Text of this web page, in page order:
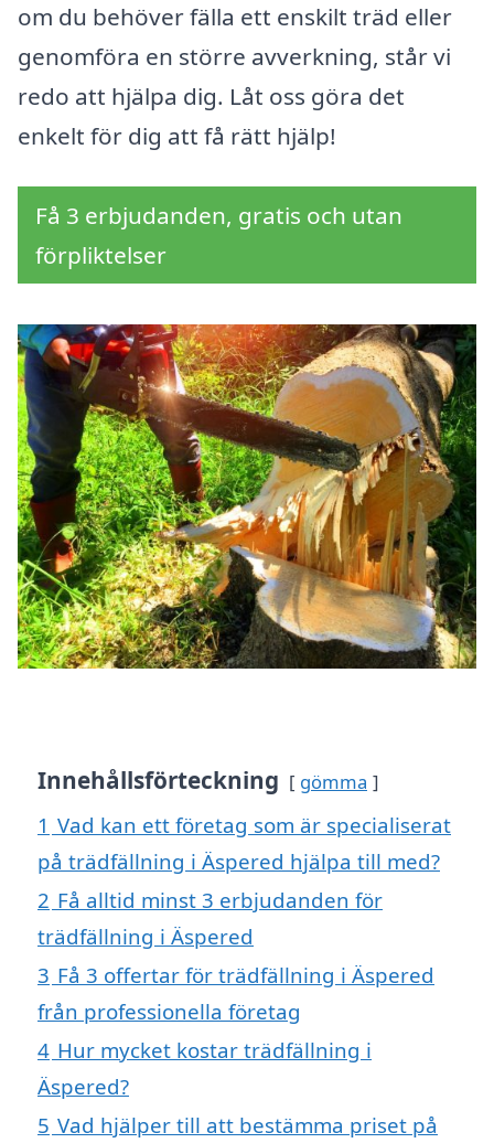
om du behöver fälla ett enskilt träd eller
genomföra en större avverkning, står vi
redo att hjälpa dig. Låt oss göra det
enkelt för dig att få rätt hjälp!
Få 3 erbjudanden, gratis och utan
förpliktelser
Innehållsförteckning gömma
1 Vad kan ett företag som är specialiserat
på trädfällning i Äspered hjälpa till med?
2 Få alltid minst 3 erbjudanden för
trädfällning i Äspered
3 Få 3 offertar för trädfällning i Äspered
från professionella företag
4 Hur mycket kostar trädfällning i
Äspered?
5 Vad hjälper till att bestämma priset på